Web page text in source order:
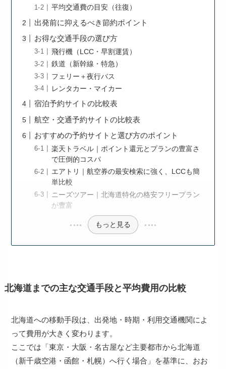
平均交通費の目安（往復）
出発前に抑えるべき節約ポイント
お得な交通手段の選び方
飛行機（LCC・早割運賃）
鉄道（新幹線・特急）
フェリー＋夜行バス
レンタカー・マイカー
宿泊予約サイトの比較表
航空・交通予約サイトの比較表
おすすめの予約サイトと選び方のポイント
楽天トラベル｜ポイント還元とプランの豊富さ
で圧倒的コスパ
エアトリ｜航空券の最安検索に強く、LCCも簡
単比較
ニーズツアー｜北海道特化の格安フリープラン
が豊富
もっと見る
北海道までの主な交通手段と平均費用の比較
北海道への移動手段は、出発地・時期・利用交通機関によ
って費用が大きく変わります。
ここでは「東京・大阪・名古屋など主要都市から北海道
（新千歳空港・函館・札幌）へ行く場合」を基準に、おお